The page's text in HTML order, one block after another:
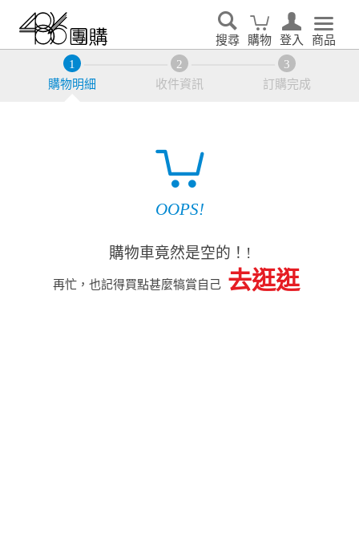
搜尋 購物 登入 商品
購物明細 收件資訊 訂購完成
OOPS!
購物車竟然是空的！!
再忙，也記得買點甚麼犒賞自己 去逛逛